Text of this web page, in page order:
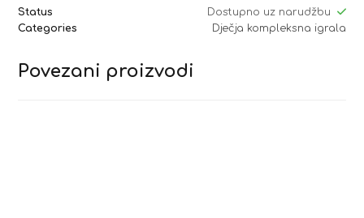
Status
Dostupno uz narudžbu
Categories
Dječja kompleksna igrala
Povezani proizvodi